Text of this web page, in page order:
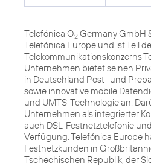
Telefónica O2 Germany GmbH
Telefónica Europe und ist Teil
Telekommunikationskonzerns
Unternehmen bietet seinen
in Deutschland Post- und
sowie innovative mobile
und UMTS-Technologie an.
Unternehmen als integrierter
auch DSL-Festnetztelefonie
Verfügung. Telefónica Europe
Festnetzkunden in
Tschechischen Republik, der